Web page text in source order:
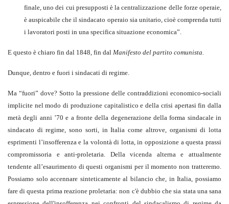
finale, uno dei cui presupposti è la centralizzazione delle forze operaie,
è auspicabile che il sindacato operaio sia unitario, cioè comprenda tutti
i lavoratori posti in una specifica situazione economica”.
E questo è chiaro fin dal 1848, fin dal Manifesto del partito comunista.
Dunque, dentro e fuori i sindacati di regime.
Ma “fuori” dove? Sotto la pressione delle contraddizioni economico-sociali
implicite nel modo di produzione capitalistico e della crisi apertasi fin dalla
metà degli anni ’70 e a fronte della degenerazione della forma sindacale in
sindacato di regime, sono sorti, in Italia come altrove, organismi di lotta
esprimenti l’insofferenza e la volontà di lotta, in opposizione a questa prassi
compromissoria e anti-proletaria. Della vicenda alterna e attualmente
tendente all’esaurimento di questi organismi per il momento non tratteremo.
Possiamo solo accennare sinteticamente al bilancio che, in Italia, possiamo
fare di questa prima reazione proletaria: non c'è dubbio che sia stata una sana